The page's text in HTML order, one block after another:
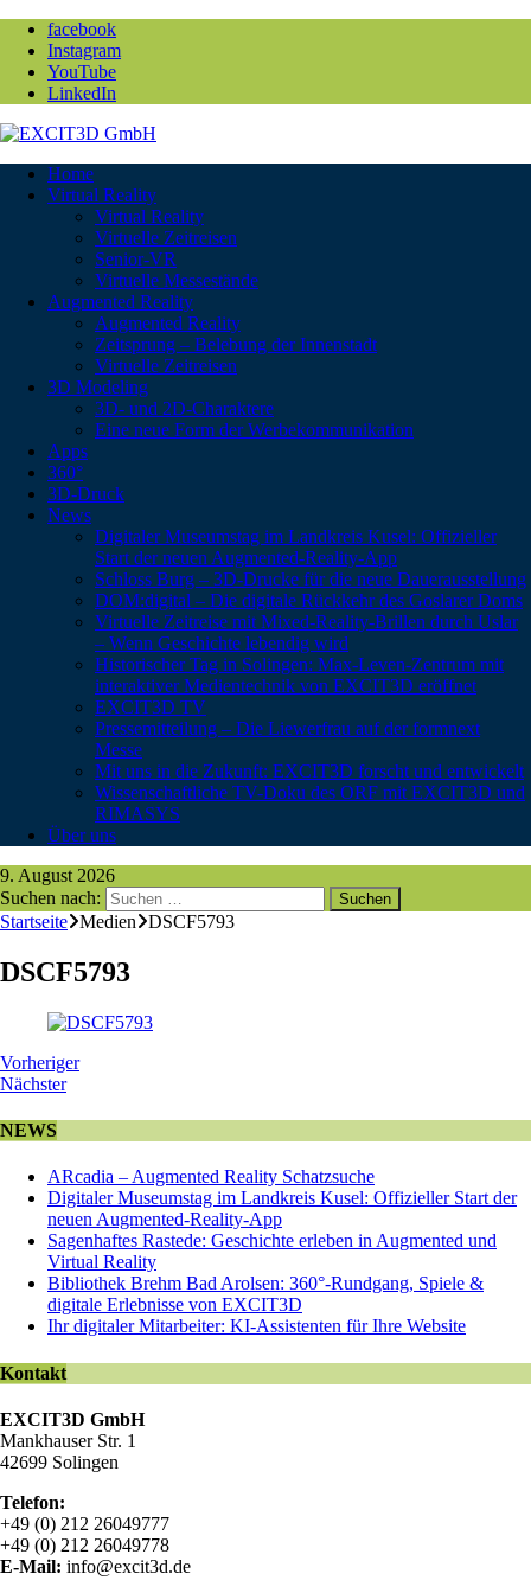
facebook
Instagram
YouTube
LinkedIn
Home
Virtual Reality
Virtual Reality
Virtuelle Zeitreisen
Senior-VR
Virtuelle Messestände
Augmented Reality
Augmented Reality
Zeitsprung – Belebung der Innenstadt
Virtuelle Zeitreisen
3D Modeling
3D- und 2D-Charaktere
Eine neue Form der Werbekommunikation
Apps
360°
3D-Druck
News
Digitaler Museumstag im Landkreis Kusel: Offizieller
Start der neuen Augmented-Reality-App
Schloss Burg – 3D-Drucke für die neue Dauerausstellung
DOM:digital – Die digitale Rückkehr des Goslarer Doms
Virtuelle Zeitreise mit Mixed-Reality-Brillen durch Uslar
– Wenn Geschichte lebendig wird
Historischer Tag in Solingen: Max-Leven-Zentrum mit
interaktiver Medientechnik von EXCIT3D eröffnet
EXCIT3D TV
Pressemitteilung – Die Liewerfrau auf der formnext
Messe
Mit uns in die Zukunft: EXCIT3D forscht und entwickelt
Wissenschaftliche TV-Doku des ORF mit EXCIT3D und
RIMASYS
Über uns
9. August 2026
Suchen nach:
Startseite Medien DSCF5793
DSCF5793
Vorheriger
Nächster
NEWS
ARcadia – Augmented Reality Schatzsuche
Digitaler Museumstag im Landkreis Kusel: Offizieller Start der
neuen Augmented-Reality-App
Sagenhaftes Rastede: Geschichte erleben in Augmented und
Virtual Reality
Bibliothek Brehm Bad Arolsen: 360°-Rundgang, Spiele &
digitale Erlebnisse von EXCIT3D
Ihr digitaler Mitarbeiter: KI-Assistenten für Ihre Website
Kontakt
EXCIT3D GmbH
Mankhauser Str. 1
42699 Solingen
Telefon:
+49 (0) 212 26049777
+49 (0) 212 26049778
E-Mail: info@excit3d.de